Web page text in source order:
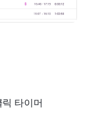
타이머